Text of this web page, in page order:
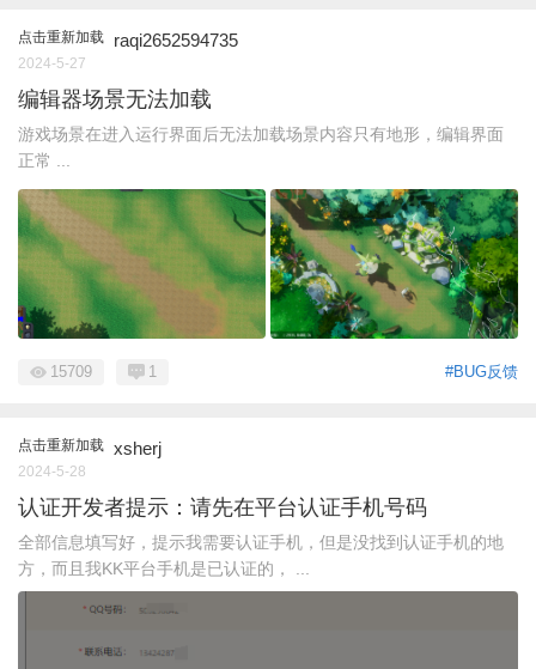
点击重新加载 raqi2652594735
2024-5-27
编辑器场景无法加载
游戏场景在进入运行界面后无法加载场景内容只有地形，编辑界面
正常 ...
#BUG反馈
15709 1
点击重新加载 xsherj
2024-5-28
认证开发者提示：请先在平台认证手机号码
全部信息填写好，提示我需要认证手机，但是没找到认证手机的地
方，而且我KK平台手机是已认证的， ...